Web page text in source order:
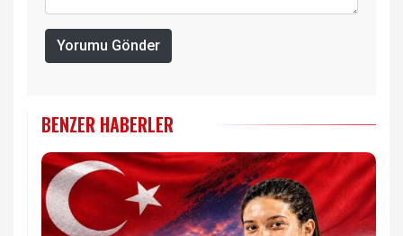
Yorumu Gönder
BENZER HABERLER